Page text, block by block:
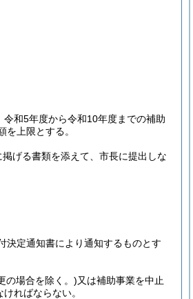
令和5年度から令和10年度までの補助
上限とする。
げる書類を添えて、市長に提出しな
決定通知書により通知するものとす
の場合を除く。)又は補助事業を中止
ればならない。